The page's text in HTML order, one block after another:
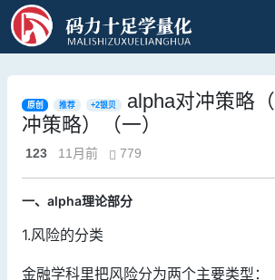
原创 推荐 +2银贝
alpha对冲策略
冲策略）（一）
123 11月前 779
一、alpha理论部分
1.风险的分类
金融学科里把风险分为两个主要类型：